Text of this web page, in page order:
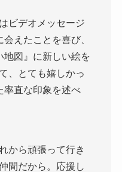
ビデオメッセージ
えたことを喜び、
地図』に新しい絵を
、とても嬉しかっ
率直な印象を述べ
から頑張って行き
間だから。応援し